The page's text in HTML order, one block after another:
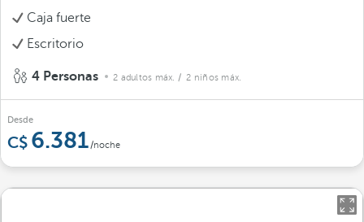
Caja fuerte
Escritorio
4 Personas 2 adultos máx. / 2 niños máx.
Desde
6.381/noche